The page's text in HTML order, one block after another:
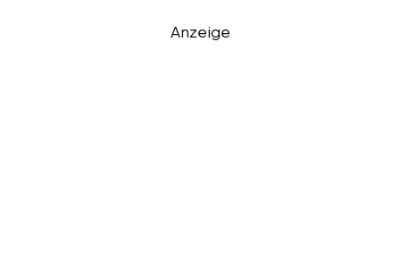
Anzeige